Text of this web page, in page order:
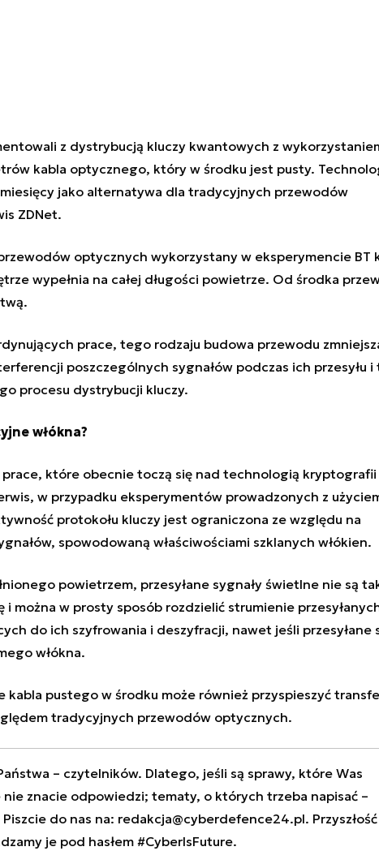
z dystrybucją kluczy kwantowych z
kabla optycznego, który w środku jest pusty.
jako alternatywa dla tradycyjnych przewodów
ZDNet.
optycznych wykorzystany w eksperymencie BT
wypełnia na całej długości powietrze. Od środka
prace, tego rodzaju budowa przewodu
poszczególnych sygnałów podczas ich przesyłu i
procesu dystrybucji kluczy.
włókna?
które obecnie toczą się nad technologią kryptografii
w przypadku eksperymentów prowadzonych z
protokołu kluczy jest ograniczona ze względu na
spowodowaną właściwościami szklanych włókien.
powietrzem, przesyłane sygnały świetlne nie są
można w prosty sposób rozdzielić strumienie
do ich szyfrowania i deszyfracji, nawet jeśli przesyłane
włókna.
kabla pustego w środku może również przyspieszyć
tradycyjnych przewodów optycznych.
– czytelników. Dlatego, jeśli są sprawy, które Was
znacie odpowiedzi; tematy, o których trzeba napisać –
do nas na: redakcja@cyberdefence24.pl. Przyszłość
je pod hasłem #CyberIsFuture.